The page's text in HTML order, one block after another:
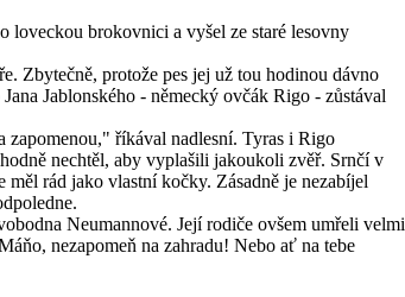
loveckou brokovnici a vyšel ze staré lesovny
Zbytečně, protože pes jej už tou hodinou dávno
Jablonského - německý ovčák Rigo - zůstával
zapomenou," říkával nadlesní. Tyras i Rigo
nechtěl, aby vyplašili jakoukoli zvěř. Srnčí v
rád jako vlastní kočky. Zásadně je nezabíjel
Neumannové. Její rodiče ovšem umřeli velmi
nezapomeň na zahradu! Nebo ať na tebe